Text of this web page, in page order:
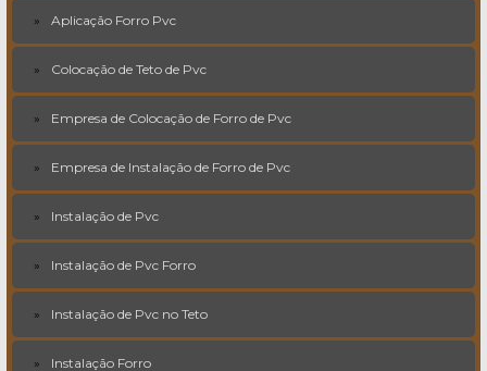
Aplicação Forro Pvc
Colocação de Teto de Pvc
Empresa de Colocação de Forro de Pvc
Empresa de Instalação de Forro de Pvc
Instalação de Pvc
Instalação de Pvc Forro
Instalação de Pvc no Teto
Instalação Forro